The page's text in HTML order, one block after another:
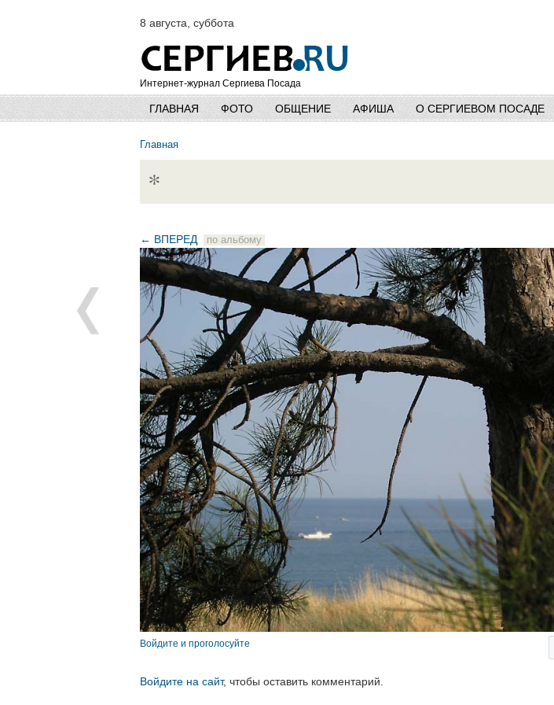
8 августа, суббота
Интернет-журнал Сергиева Посада
ГЛАВНАЯ ФОТО ОБЩЕНИЕ АФИША О СЕРГИЕВОМ ПОСАДЕ
Главная
*
← ВПЕРЕД по альбому
Войдите и проголосуйте
Войдите на сайт, чтобы оставить комментарий.